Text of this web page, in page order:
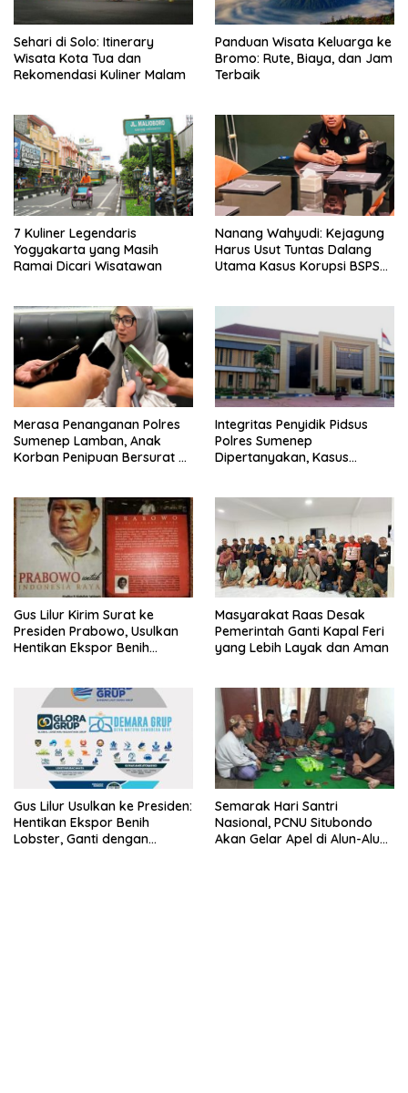
Sehari di Solo: Itinerary
Wisata Kota Tua dan
Rekomendasi Kuliner Malam
Panduan Wisata Keluarga ke
Bromo: Rute, Biaya, dan Jam
Terbaik
7 Kuliner Legendaris
Yogyakarta yang Masih
Ramai Dicari Wisatawan
Nanang Wahyudi: Kejagung
Harus Usut Tuntas Dalang
Utama Kasus Korupsi BSPS
Merasa Penanganan Polres
Sumenep Lamban, Anak
Korban Penipuan Bersurat ke
Integritas Penyidik Pidsus
Polres Sumenep
Dipertanyakan, Kasus
Kepastian
Gus Lilur Kirim Surat ke
Presiden Prabowo, Usulkan
Hentikan Ekspor Benih
Masyarakat Raas Desak
Pemerintah Ganti Kapal Feri
yang Lebih Layak dan Aman
Gus Lilur Usulkan ke Presiden:
Hentikan Ekspor Benih
Lobster, Ganti dengan
Semarak Hari Santri
Nasional, PCNU Situbondo
Akan Gelar Apel di Alun-Alun